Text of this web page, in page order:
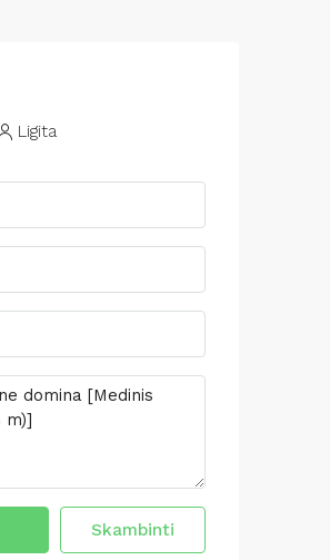
Ligita
Skambinti